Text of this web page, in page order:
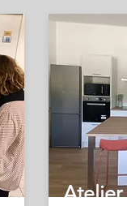
Atelier